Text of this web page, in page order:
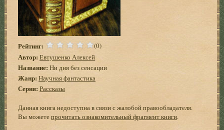
Рейтинг: (0)
Автор: Евтушенко Алексей
Название: Ни дня без сенсации
Жанр: Научная фантастика
Серия: Рассказы
Данная книга недоступна в связи с жалобой правообладателя.
Вы можетепрочитать ознакомительный фрагмент книги.